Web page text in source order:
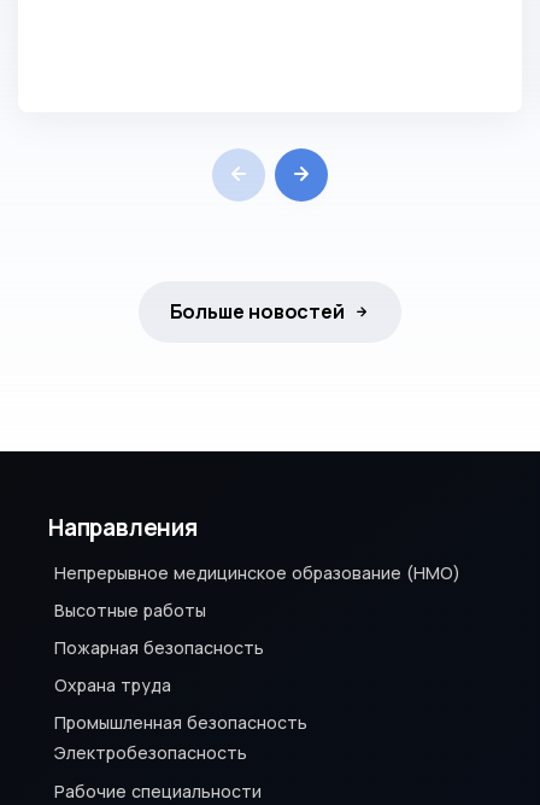
Больше новостей
Направления
Непрерывное медицинское образование (НМО)
Высотные работы
Пожарная безопасность
Охрана труда
Промышленная безопасность
Электробезопасность
Рабочие специальности